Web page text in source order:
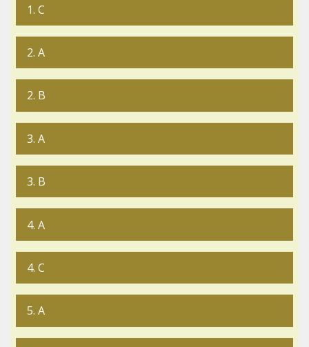
1. C
2. A
2. B
3. A
3. B
4. A
4. C
5. A